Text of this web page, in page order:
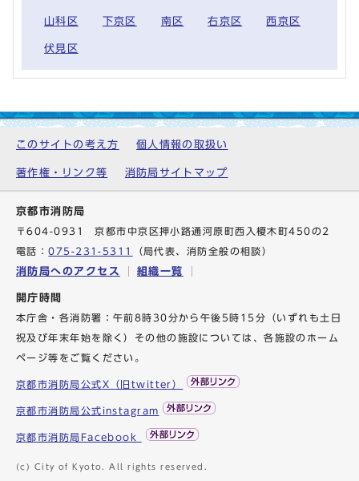
山科区 下京区 南区 右京区 西京区
伏見区
このサイトの考え方 個人情報の取扱い
著作権・リンク等 消防局サイトマップ
京都市消防局
〒604-0931 京都市中京区押小路通河原町西入榎木町450の2
電話：075-231-5311 （局代表、消防全般の相談）
消防局へのアクセス 組織一覧
開庁時間
本庁舎・各消防署：午前8時30分から午後5時15分（いずれも土日
祝及び年末年始を除く）その他の施設については、各施設のホーム
ページ等をご覧ください。
京都市消防局公式X（旧twitter）
京都市消防局公式instagram
京都市消防局Facebook
(c) City of Kyoto. All rights reserved.